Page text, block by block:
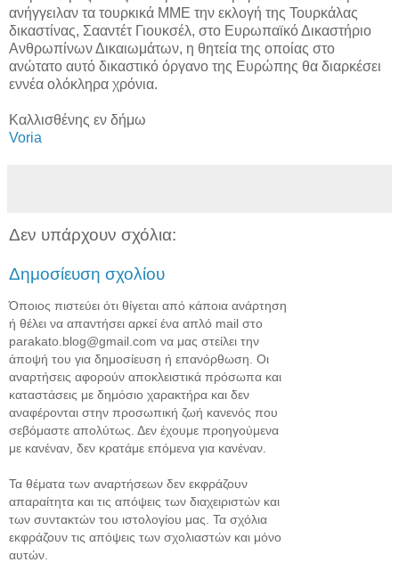
ανήγγειλαν τα τουρκικά ΜΜΕ την εκλογή της Τουρκάλας
δικαστίνας, Σααντέτ Γιουκσέλ, στο Ευρωπαϊκό Δικαστήριο
Ανθρωπίνων Δικαιωμάτων, η θητεία της οποίας στο
ανώτατο αυτό δικαστικό όργανο της Ευρώπης θα διαρκέσει
εννέα ολόκληρα χρόνια.
Καλλισθένης εν δήμω
Voria
Δεν υπάρχουν σχόλια:
Δημοσίευση σχολίου
Όποιος πιστεύει ότι θίγεται από κάποια ανάρτηση
ή θέλει να απαντήσει αρκεί ένα απλό mail στο
parakato.blog@gmail.com να μας στείλει την
άποψή του για δημοσίευση ή επανόρθωση. Οι
αναρτήσεις αφορούν αποκλειστικά πρόσωπα και
καταστάσεις με δημόσιο χαρακτήρα και δεν
αναφέρονται στην προσωπική ζωή κανενός που
σεβόμαστε απολύτως. Δεν έχουμε προηγούμενα
με κανέναν, δεν κρατάμε επόμενα για κανέναν.
Τα θέματα των αναρτήσεων δεν εκφράζουν
απαραίτητα και τις απόψεις των διαχειριστών και
των συντακτών του ιστολογίου μας. Τα σχόλια
εκφράζουν τις απόψεις των σχολιαστών και μόνο
αυτών.